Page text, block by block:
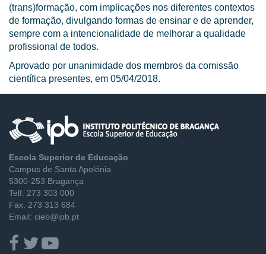
(trans)formação, com implicações nos diferentes contextos
de formação, divulgando formas de ensinar e de aprender,
sempre com a intencionalidade de melhorar a qualidade
profissional de todos.
Aprovado por unanimidade dos membros da comissão
científica presentes, em 05/04/2018.
Escola Superior de Educação
Campus de Santa Apolónia
5300-253 Bragança
Telf. 273 303 000
Fax. 273 313 684
Email: cieb@ipb.pt